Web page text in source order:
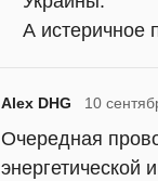
А истеричное
Alex DHG 10
Очередная
энергетической